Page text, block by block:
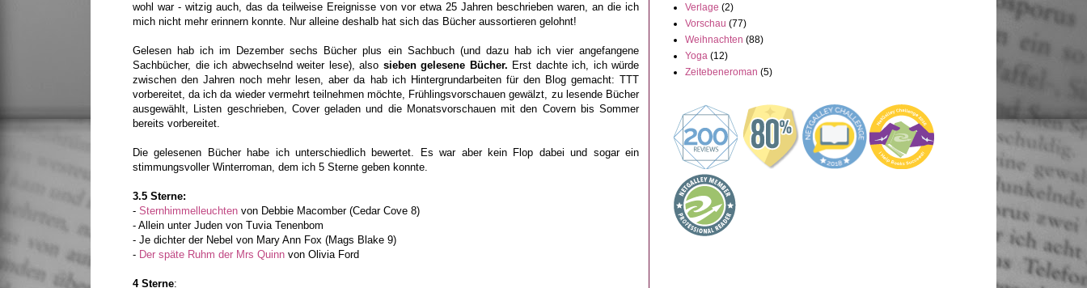
wohl war - witzig auch, das da teilweise Ereignisse von vor etwa 25 Jahren beschrieben waren, an die ich
mich nicht mehr erinnern konnte. Nur alleine deshalb hat sich das Bücher aussortieren gelohnt!
Gelesen hab ich im Dezember sechs Bücher plus ein Sachbuch (und dazu hab ich vier angefangene
Sachbücher, die ich abwechselnd weiter lese), also sieben gelesene Bücher. Erst dachte ich, ich würde
zwischen den Jahren noch mehr lesen, aber da hab ich Hintergrundarbeiten für den Blog gemacht: TTT
vorbereitet, da ich da wieder vermehrt teilnehmen möchte, Frühlingsvorschauen gewälzt, zu lesende Bücher
ausgewählt, Listen geschrieben, Cover geladen und die Monatsvorschauen mit den Covern bis Sommer
bereits vorbereitet.
Die gelesenen Bücher habe ich unterschiedlich bewertet. Es war aber kein Flop dabei und sogar ein
stimmungsvoller Winterroman, dem ich 5 Sterne geben konnte.
3.5 Sterne:
- Sternhimmelleuchten von Debbie Macomber (Cedar Cove 8)
- Allein unter Juden von Tuvia Tenenbom
- Je dichter der Nebel von Mary Ann Fox (Mags Blake 9)
- Der späte Ruhm der Mrs Quinn von Olivia Ford
4 Sterne:
Verlage (2)
Vorschau (77)
Weihnachten (88)
Yoga (12)
Zeitebeneroman (5)